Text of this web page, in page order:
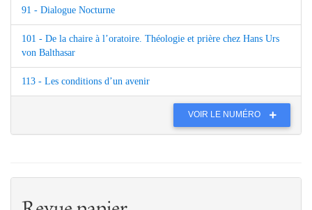
91 - Dialogue Nocturne
101 - De la chaire à l’oratoire. Théologie et prière chez Hans Urs
von Balthasar
113 - Les conditions d’un avenir
VOIR LE NUMÉRO